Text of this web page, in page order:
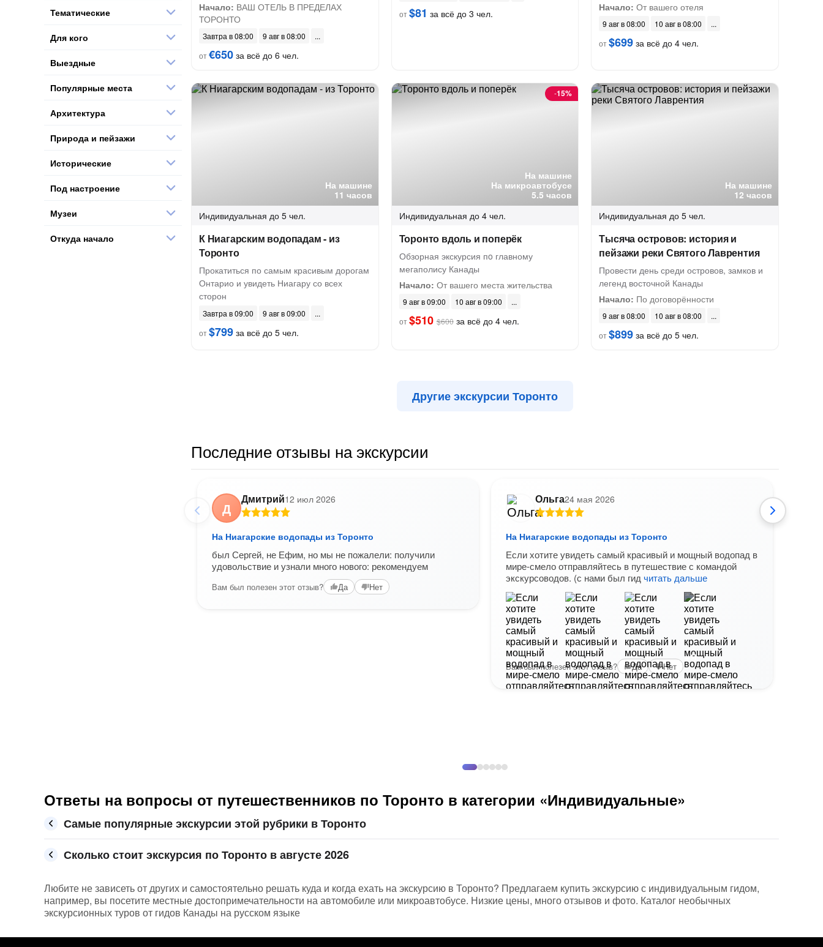
Начало: ВАШ ОТЕЛЬ В ПРЕДЕЛАХ
ТОРОНТО
Завтра в 08:00
9 авг в 08:00
от€650 за всё до 6 чел.
от$81 за всё до 3 чел.
Начало: От вашего отеля
9 авг в 08:00
10 авг в 08:00
от$699 за всё до 4 чел.
На машине
11 часов
Индивидуальная до 5 чел.
К Ниагарским водопадам - из
Торонто
Прокатиться по самым красивым дорогам
Онтарио и увидеть Ниагару со всех
сторон
Завтра в 09:00
9 авг в 09:00
от$799 за всё до 5 чел.
На машине
На микроавтобусе
5.5 часов
-15%
Индивидуальная до 4 чел.
Торонто вдоль и поперёк
Обзорная экскурсия пo главному
мегаполису Канады
Начало: От вашего места жительства
9 авг в 09:00
10 авг в 09:00
от$510 $600за всё до 4 чел.
На машине
12 часов
Индивидуальная до 5 чел.
Тысяча островов: история и
пейзажи реки Святого Лаврентия
Провести день среди островов, замков и
легенд восточной Канады
Начало: По договорённости
9 авг в 08:00
10 авг в 08:00
от$899 за всё до 5 чел.
Другие экскурсии Торонто
Последние отзывы на экскурсии
Д
Дмитрий12 июл 2026
На Ниагарские водопады из Торонто
был Сергей, не Ефим, но мы не пожалели: получили
удовольствие и узнали много нового: рекомендуем
Вам был полезен этот отзыв? Да Нет
Ольга24 мая 2026
На Ниагарские водопады из Торонто
Если хотите увидеть самый красивый и мощный водопад в
мире-смело отправляйтесь в путешествие с командой
экскурсоводов. (с нами был гид читать дальше
+9
Вам был полезен этот отзыв? Да Нет
Тематические
Для кого
Выездные
Популярные места
Архитектура
Природа и пейзажи
Исторические
Под настроение
Музеи
Откуда начало
Ответы на вопросы от путешественников по Торонто в категории «Индивидуальные»
Самые популярные экскурсии этой рубрики в Торонто
Сколько стоит экскурсия по Торонто в августе 2026
Любите не зависеть от других и самостоятельно решать куда и когда ехать на экскурсию в Торонто? Предлагаем купить экскурсию с индивидуальным гидом,
например, вы посетите местные достопримечательности на автомобиле или микроавтобусе. Низкие цены, много отзывов и фото. Каталог необычных
экскурсионных туров от гидов Канады на русском языке